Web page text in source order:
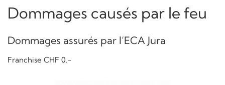
Dommages causés par le feu
Dommages assurés par l’ECA Jura
Franchise CHF 0.-